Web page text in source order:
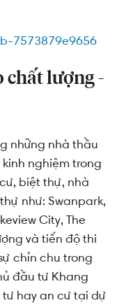
chất lượng -
những nhà thầu
nghiệm trong
biệt thự, nhà
như: Swanpark,
City, The
và tiến độ thi
chỉn chu trong
đầu tư Khang
hay an cư tại dự